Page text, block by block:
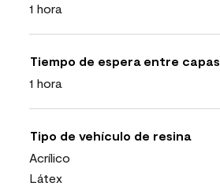
1 hora
Tiempo de espera entre capas
1 hora
Tipo de vehículo de resina
Acrílico
Látex